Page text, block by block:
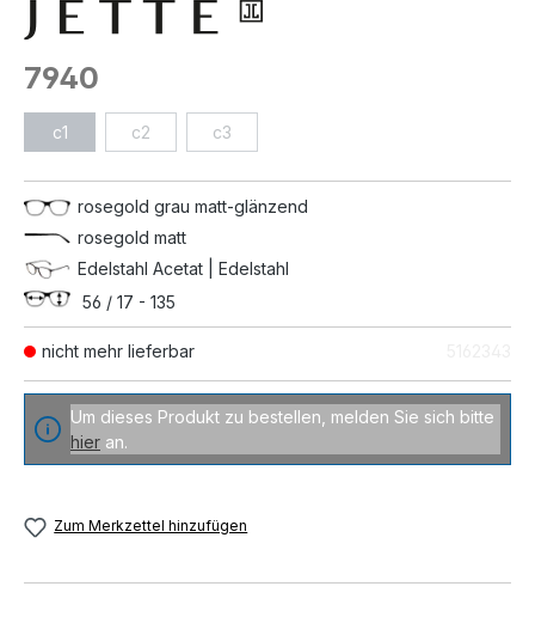
nicht mehr lieferbar
7940
c1 c2 c3
rosegold grau matt-glänzend
rosegold matt
Edelstahl Acetat | Edelstahl
56 / 17 - 135
Um dieses Produkt zu bestellen, melden Sie sich bitte
hier an.
Zum Merkzettel hinzufügen